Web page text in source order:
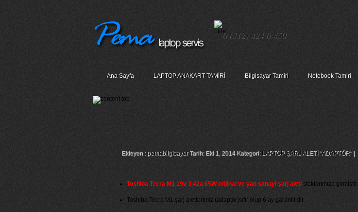
0 (312) 424 0 450
Ana Sayfa LAPTOP ANAKART TAMİRİ Bilgisayar Tamiri Notebook Tamiri
Ekleyen : pemabilgisayarTarih: Eki 1, 2014 Kategori: LAPTOP ŞARJ ALETİ "ADAPTÖR"|
Toshiba Tecra M1 19v 3.42a 65W orijinal ve yan sanayi şarj aletistoklarımıza girmiştir.
Toshiba Tecra M1 şarj aletlerimiz (adaptör)sıfır olup 6 ay garantilidir.